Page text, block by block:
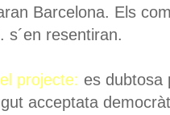
Barcelona. Els
s´en resentiran.
projecte: es dubtosa
acceptata